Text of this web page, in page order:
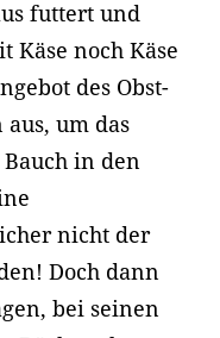
futtert und
Käse noch Käse
des Obst-
um das
in den
nicht der
Doch dann
bei seinen